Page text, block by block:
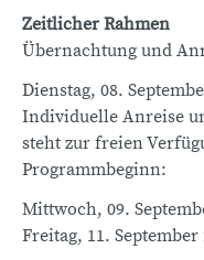
Zeitlicher Rahmen
Übernachtung und
Dienstag, 08.
Individuelle Anreise
steht zur freien
Programmbeginn:
Mittwoch, 09.
Freitag, 11.